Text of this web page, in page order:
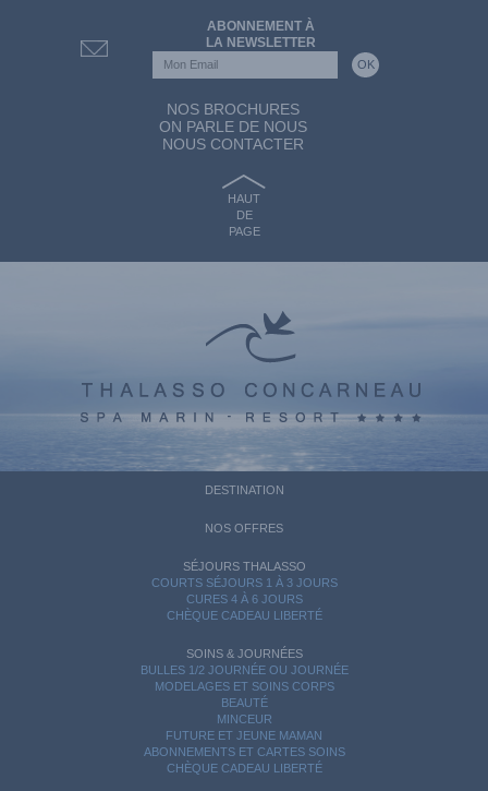
ABONNEMENT À
LA NEWSLETTER
NOS BROCHURES
ON PARLE DE NOUS
NOUS CONTACTER
HAUT
DE
PAGE
DESTINATION
NOS OFFRES
SÉJOURS THALASSO
COURTS SÉJOURS 1 À 3 JOURS
CURES 4 À 6 JOURS
CHÈQUE CADEAU LIBERTÉ
SOINS & JOURNÉES
BULLES 1/2 JOURNÉE OU JOURNÉE
MODELAGES ET SOINS CORPS
BEAUTÉ
MINCEUR
FUTURE ET JEUNE MAMAN
ABONNEMENTS ET CARTES SOINS
CHÈQUE CADEAU LIBERTÉ